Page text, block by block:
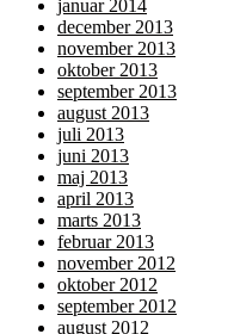
januar 2014
december 2013
november 2013
oktober 2013
september 2013
august 2013
juli 2013
juni 2013
maj 2013
april 2013
marts 2013
februar 2013
november 2012
oktober 2012
september 2012
august 2012